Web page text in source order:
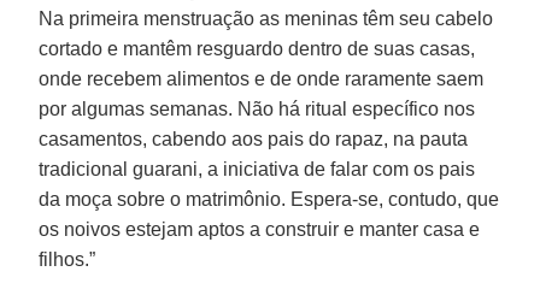
Na primeira menstruação as meninas têm seu cabelo
cortado e mantêm resguardo dentro de suas casas,
onde recebem alimentos e de onde raramente saem
por algumas semanas. Não há ritual específico nos
casamentos, cabendo aos pais do rapaz, na pauta
tradicional guarani, a iniciativa de falar com os pais
da moça sobre o matrimônio. Espera-se, contudo, que
os noivos estejam aptos a construir e manter casa e
filhos.”